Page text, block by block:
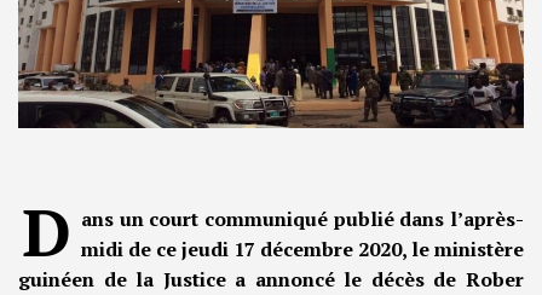
D ans un court communiqué publié dans l’après-
midi de ce jeudi 17 décembre 2020, le ministère
guinéen de la Justice a annoncé le décès de Rober